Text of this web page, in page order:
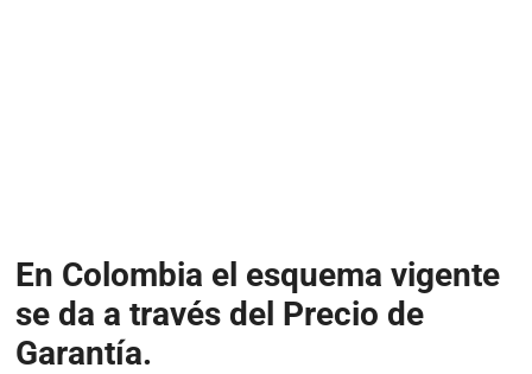
En Colombia el esquema vigente
se da a través del Precio de
Garantía.